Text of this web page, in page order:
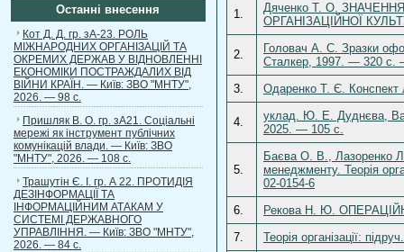
Останні внесення
Кот Д. Д. гр. зА-23. РОЛЬ
МІЖНАРОДНИХ ОРГАНІЗАЦІЙ ТА
ОКРЕМИХ ДЕРЖАВ У ВІДНОВЛЕННІ
ЕКОНОМІКИ ПОСТРАЖДАЛИХ ВІД
ВІЙНИ КРАЇН. — Київ: ЗВО "МНТУ",
2026. — 98 с.
Пришляк В. О. гр. зА21. Соціальні
мережі як інструмент публічних
комунікацій влади. — Київ: ЗВО
"МНТУ", 2026. — 108 с.
Трашутін Є. І. гр. А 22. ПРОТИДІЯ
ДЕЗІНФОРМАЦІЇ ТА
ІНФОРМАЦІЙНИМ АТАКАМ У
СИСТЕМІ ДЕРЖАВНОГО
УПРАВЛІННЯ. — Київ: ЗВО "МНТУ",
2026. — 84 с.
1.
Дяченко Т. О.
ОРГАНІЗАЦІЙНОЇ
2.
Головач А. С. Зразки
Сталкер, 1997. — 320 с.
3.
Одаренко Т. Є. Конспект
4.
уклад. Ю. Е. Дуднєва,
2025. — 105 с.
5.
Баєва О. В., Лазоренко
менеджменту. Теорія
02-0154-6
6.
Рекова Н. Ю.
7.
Теорія організації: